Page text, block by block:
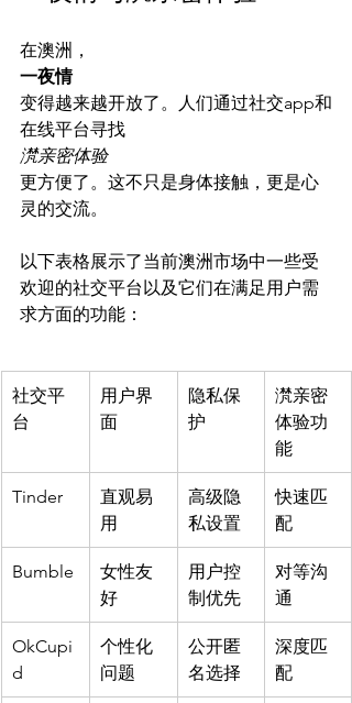
在澳洲，
一夜情
变得越来越开放了。人们通过社交app和
在线平台寻找
滼亲密体验
更方便了。这不只是身体接触，更是心
灵的交流。
以下表格展示了当前澳洲市场中一些受
欢迎的社交平台以及它们在满足用户需
社交平
台
用户界
面
隐私保
护
滼亲密
体验功
能
Tinder
直观易
用
高级隐
私设置
快速匹
配
Bumble
女性友
好
用户控
制优先
对等沟
通
OkCupi
d
个性化
问题
公开匿
名选择
深度匹
配